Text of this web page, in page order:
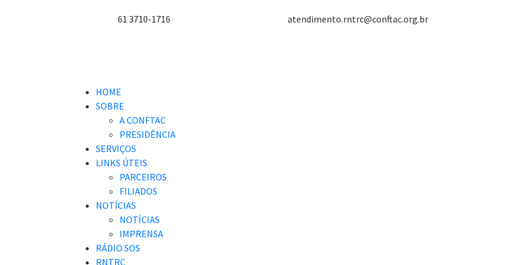
61 3710-1716 atendimento.rntrc@conftac.org.br
HOME
SOBRE
A CONFTAC
PRESIDÊNCIA
SERVIÇOS
LINKS ÚTEIS
PARCEIROS
FILIADOS
NOTÍCIAS
NOTÍCIAS
IMPRENSA
RÁDIO SOS
RNTRC